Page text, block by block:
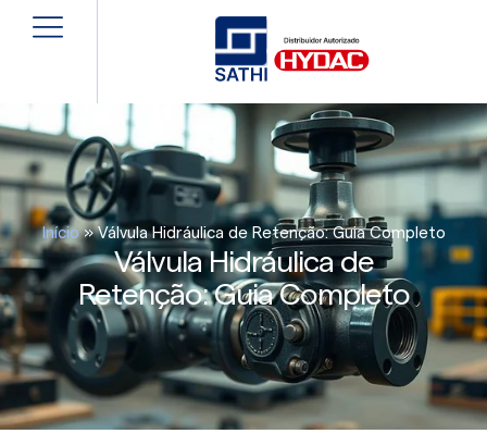
Início»Válvula Hidráulica de Retenção: Guia Completo
Válvula Hidráulica de
Retenção: Guia Completo